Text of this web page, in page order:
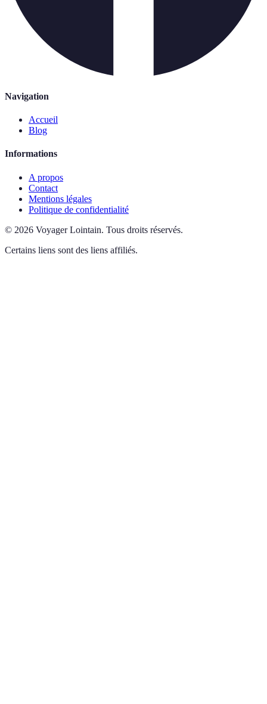
Navigation
Accueil
Blog
Informations
A propos
Contact
Mentions légales
Politique de confidentialité
© 2026 Voyager Lointain. Tous droits réservés.
Certains liens sont des liens affiliés.